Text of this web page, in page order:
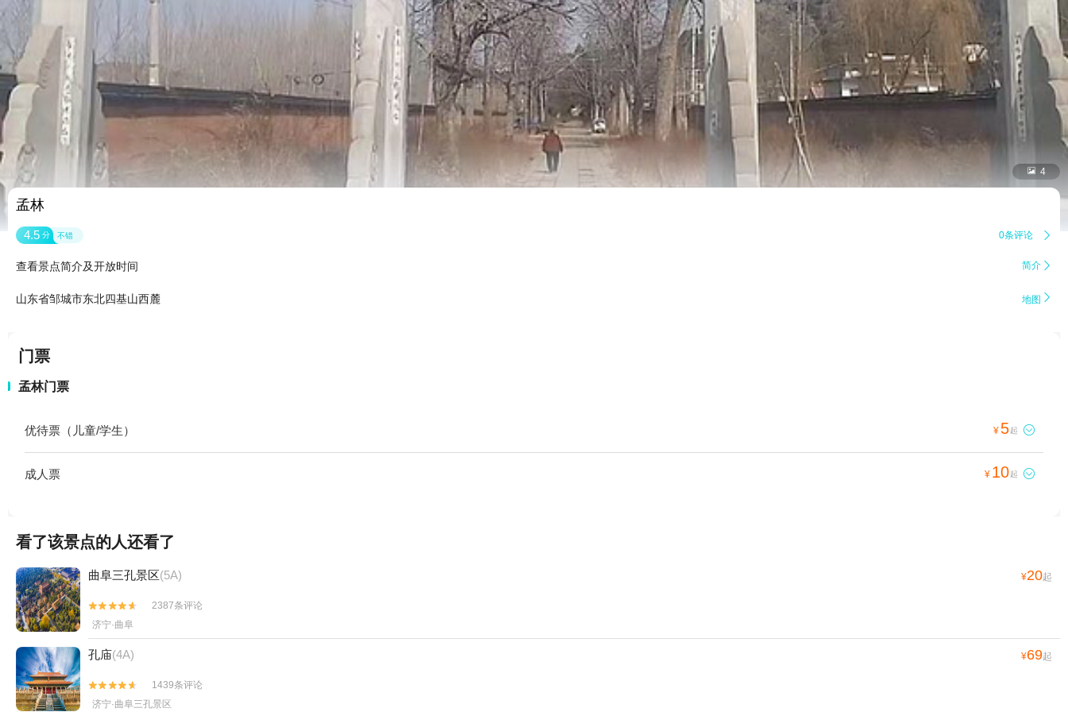
 4
孟林
4.5 分 不错 0条评论 
查看景点简介及开放时间 简介 
山东省邹城市东北四基山西麓 地图 
门票
孟林门票
优待票（儿童/学生） ¥ 5起 
成人票 ¥ 10起 
看了该景点的人还看了
曲阜三孔景区(5A) ¥20起


2387条评论
济宁·曲阜
孔庙(4A) ¥69起


1439条评论
济宁·曲阜三孔景区